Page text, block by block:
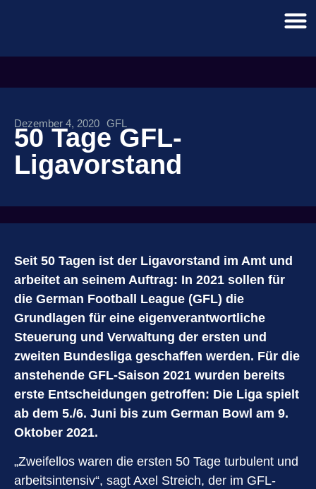
Dezember 4, 2020 GFL
50 Tage GFL-
Ligavorstand
Seit 50 Tagen ist der Ligavorstand im Amt und
arbeitet an seinem Auftrag: In 2021 sollen für
die German Football League (GFL) die
Grundlagen für eine eigenverantwortliche
Steuerung und Verwaltung der ersten und
zweiten Bundesliga geschaffen werden. Für die
anstehende GFL-Saison 2021 wurden bereits
erste Entscheidungen getroffen: Die Liga spielt
ab dem 5./6. Juni bis zum German Bowl am 9.
Oktober 2021.
„Zweifellos waren die ersten 50 Tage turbulent und
arbeitsintensiv“, sagt Axel Streich, der im GFL-